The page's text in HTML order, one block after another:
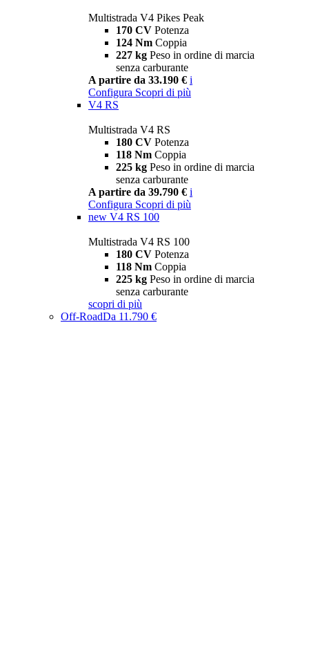
Multistrada V4 Pikes Peak
170 CV Potenza
124 Nm Coppia
227 kg Peso in ordine di marcia
senza carburante
A partire da 33.190 € i
Configura Scopri di più
V4 RS
Multistrada V4 RS
180 CV Potenza
118 Nm Coppia
225 kg Peso in ordine di marcia
senza carburante
A partire da 39.790 € i
Configura Scopri di più
new V4 RS 100
Multistrada V4 RS 100
180 CV Potenza
118 Nm Coppia
225 kg Peso in ordine di marcia
senza carburante
scopri di più
Off-RoadDa 11.790 €